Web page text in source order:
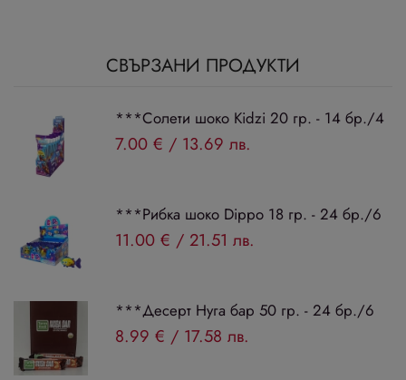
СВЪРЗАНИ ПРОДУКТИ
***Солети шоко Kidzi 20 гр. - 14 бр./4
7.00 € / 13.69 лв.
***Рибка шоко Dippo 18 гр. - 24 бр./6
11.00 € / 21.51 лв.
***Десерт Нуга бар 50 гр. - 24 бр./6
8.99 € / 17.58 лв.